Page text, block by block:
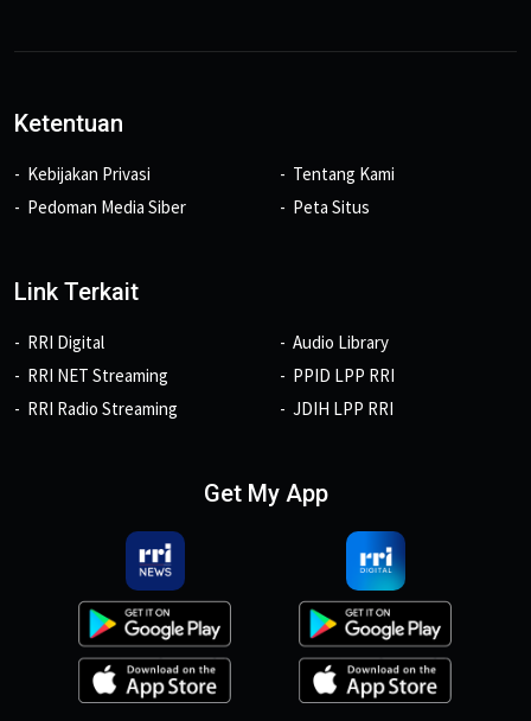
Ketentuan
Kebijakan Privasi
Pedoman Media Siber
Tentang Kami
Peta Situs
Link Terkait
RRI Digital
RRI NET Streaming
RRI Radio Streaming
Audio Library
PPID LPP RRI
JDIH LPP RRI
Get My App